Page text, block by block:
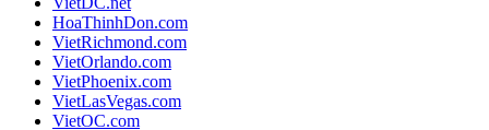
HoaThinhDon.com
VietRichmond.com
VietOrlando.com
VietPhoenix.com
VietLasVegas.com
VietOC.com